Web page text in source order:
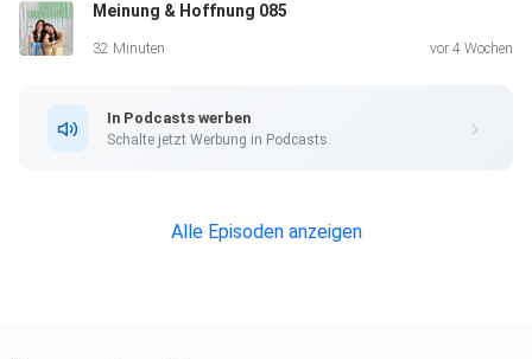
Meinung & Hoffnung 085
32 Minuten vor 4 Wochen
In Podcasts werben
Schalte jetzt Werbung in Podcasts.
Alle Episoden anzeigen